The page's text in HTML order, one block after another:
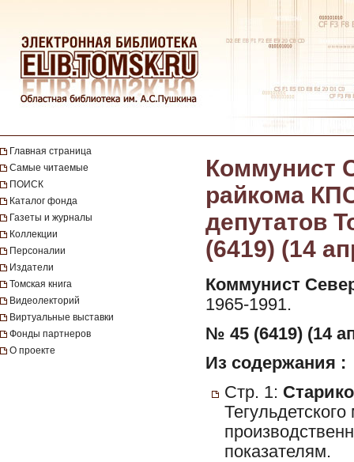
Главная страница
Самые читаемые
ПОИСК
Каталог фонда
Газеты и журналы
Коллекции
Персоналии
Издатели
Томская книга
Видеолекторий
Виртуальные выставки
Фонды партнеров
О проекте
Коммунист
райкома
депутатов
(6419) (14
Коммунист
1965-1991.
№ 45 (6419) (14
Из содержания :
Стр. 1:
показателям.